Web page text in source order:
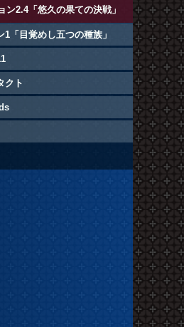
ン2.4「悠久の果ての決戦」
1「目覚めし五つの種族」
クト